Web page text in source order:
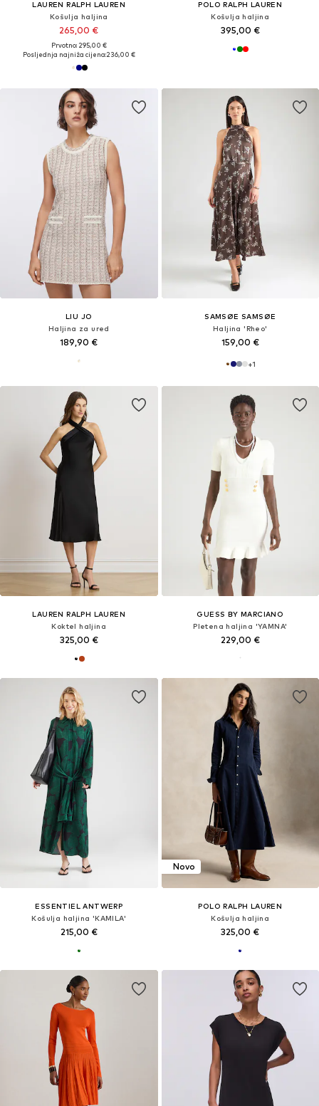
LAUREN RALPH LAUREN
Košulja haljina
265,00 €
Prvotno: 295,00 €
Posljednja najniža cijena:236,00 €
POLO RALPH LAUREN
Košulja haljina
395,00 €
LIU JO
Haljina za ured
189,90 €
SAMSØE SAMSØE
Haljina 'Rheo'
159,00 €
+1
LAUREN RALPH LAUREN
Koktel haljina
325,00 €
GUESS BY MARCIANO
Pletena haljina 'YAMNA'
229,00 €
ESSENTIEL ANTWERP
Košulja haljina 'KAMILA'
215,00 €
Novo
POLO RALPH LAUREN
Košulja haljina
325,00 €